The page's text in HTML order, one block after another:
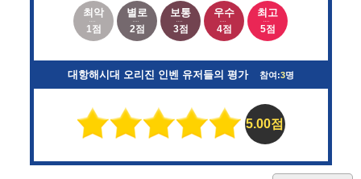
최악
1점
별로
2점
보통
3점
우수
4점
최고
5점
대항해시대 오리진 인벤 유저들의 평가 참여:3명
5.00점